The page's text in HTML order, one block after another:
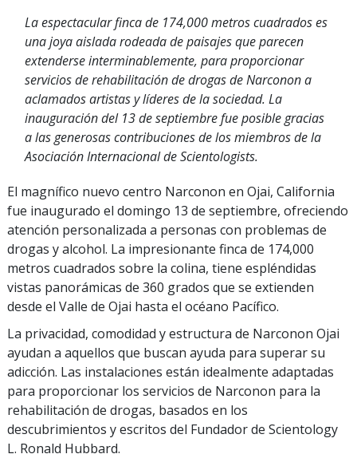
La espectacular finca de 174,000 metros cuadrados es
una joya aislada rodeada de paisajes que parecen
extenderse interminablemente, para proporcionar
servicios de rehabilitación de drogas de Narconon a
aclamados artistas y líderes de la sociedad. La
inauguración del 13 de septiembre fue posible gracias
a las generosas contribuciones de los miembros de la
Asociación Internacional de Scientologists.
El magnífico nuevo centro Narconon en Ojai, California
fue inaugurado el domingo 13 de septiembre, ofreciendo
atención personalizada a personas con problemas de
drogas y alcohol. La impresionante finca de 174,000
metros cuadrados sobre la colina, tiene espléndidas
vistas panorámicas de 360 grados que se extienden
desde el Valle de Ojai hasta el océano Pacífico.
La privacidad, comodidad y estructura de Narconon Ojai
ayudan a aquellos que buscan ayuda para superar su
adicción. Las instalaciones están idealmente adaptadas
para proporcionar los servicios de Narconon para la
rehabilitación de drogas, basados en los
descubrimientos y escritos del Fundador de Scientology
L. Ronald Hubbard.